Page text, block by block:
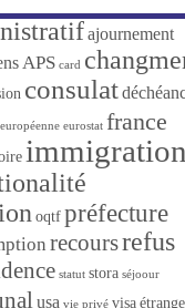
ajournement
APS card
consulat
européenne eurostat france
immigration
oqtf préfecture
recoursrefus
statut stora séjoour
usa vie privé visa